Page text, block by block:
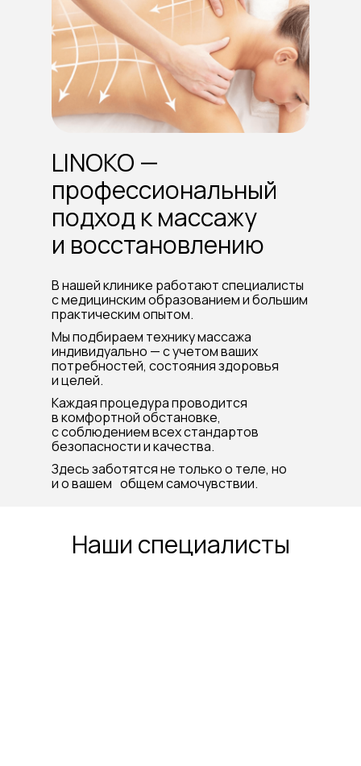
LINOKO —
профессиональный
подход к массажу
и восстановлению
В нашей клинике работают специалисты
с медицинским образованием и большим
практическим опытом.
Мы подбираем технику массажа
индивидуально — с учетом ваших
потребностей, состояния здоровья
и целей.
Каждая процедура проводится
в комфортной обстановке,
с соблюдением всех стандартов
безопасности и качества.
Здесь заботятся не только о теле, но
и о вашем общем самочувствии.
Наши специалисты